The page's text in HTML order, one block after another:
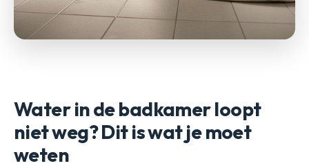
Water in de badkamer loopt
niet weg? Dit is wat je moet
weten